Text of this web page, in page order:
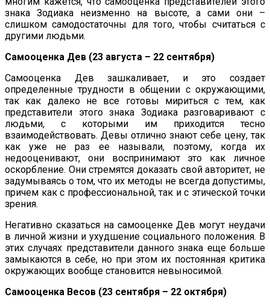
знака Зодиака неизменно на высоте, а сами они –
слишком самодостаточны для того, чтобы считаться с
другими людьми.
Самооценка Дев (23 августа – 22 сентября)
Самооценка Дев зашкаливает, и это создает
определенные трудности в общении с окружающими,
так как далеко не все готовы мириться с тем, как
представители этого знака Зодиака разговаривают с
людьми, с которыми им приходится тесно
взаимодействовать. Девы отлично знают себе цену, так
как уже не раз ее называли, поэтому, когда их
недооценивают, они воспринимают это как личное
оскорбление. Они стремятся доказать свой авторитет, не
задумываясь о том, что их методы не всегда допустимы,
причем как с профессиональной, так и с этической точки
зрения.
Негативно сказаться на самооценке Дев могут неудачи
в личной жизни и ухудшение социального положения. В
этих случаях представители данного знака еще больше
замыкаются в себе, но при этом их постоянная критика
окружающих вообще становится невыносимой.
Самооценка Весов (23 сентября – 22 октября)